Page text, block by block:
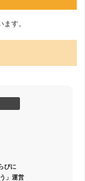
す。
びに
」運営